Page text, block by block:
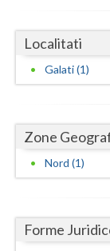
Hunedoara
Ialomita
Ilfov
Mehedinti
Consiliere
Educatie
Examinari
Examinari
Localitati
Galati (1)
Zone
Nord (1)
Forme